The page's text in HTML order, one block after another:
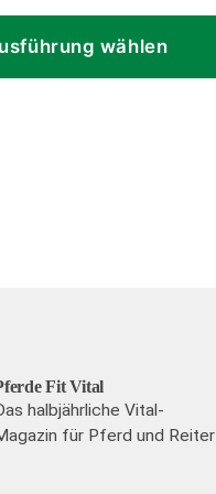
wählen
Fit Vital
halbjährliche Vital-
für Pferd und Reiter